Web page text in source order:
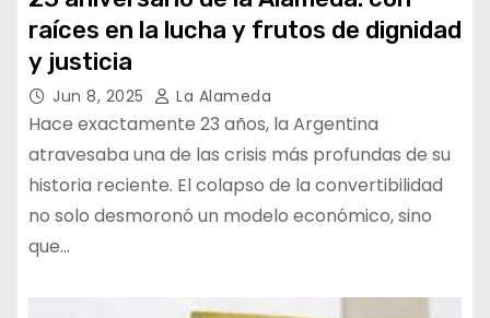
raíces en la lucha y frutos de dignidad
y justicia
Jun 8, 2025 La Alameda
Hace exactamente 23 años, la Argentina
atravesaba una de las crisis más profundas de su
historia reciente. El colapso de la convertibilidad
no solo desmoronó un modelo económico, sino
que…